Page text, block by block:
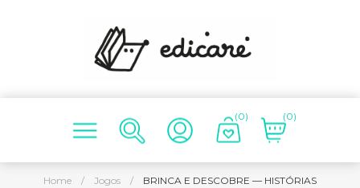
(0) (0)
Home / Jogos / BRINCA E DESCOBRE — HISTÓRIAS